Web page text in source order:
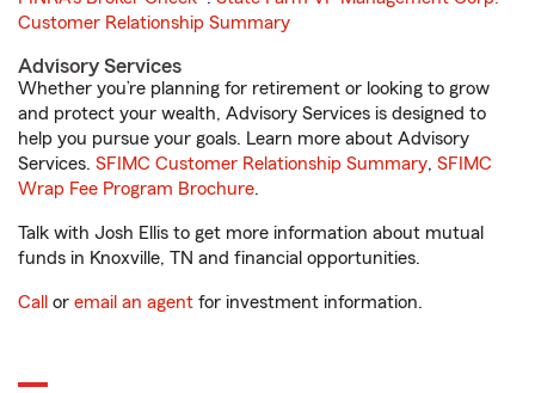
Customer Relationship Summary
Advisory Services
Whether you’re planning for retirement or looking to grow
and protect your wealth, Advisory Services is designed to
help you pursue your goals. Learn more about Advisory
Services. SFIMC Customer Relationship Summary, SFIMC
Wrap Fee Program Brochure.
Talk with Josh Ellis to get more information about mutual
funds in Knoxville, TN and financial opportunities.
Call or email an agent for investment information.